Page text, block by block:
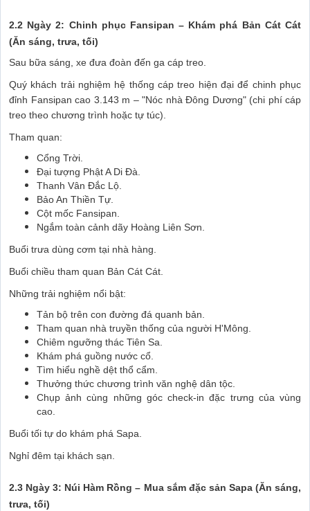
2.2 Ngày 2: Chinh phục Fansipan – Khám phá Bản Cát Cát
(Ăn sáng, trưa, tối)
Sau bữa sáng, xe đưa đoàn đến ga cáp treo.
Quý khách trải nghiệm hệ thống cáp treo hiện đại để chinh phục
đỉnh Fansipan cao 3.143 m – "Nóc nhà Đông Dương" (chi phí cáp
treo theo chương trình hoặc tự túc).
Tham quan:
Cổng Trời.
Đại tượng Phật A Di Đà.
Thanh Vân Đắc Lộ.
Bảo An Thiền Tự.
Cột mốc Fansipan.
Ngắm toàn cảnh dãy Hoàng Liên Sơn.
Buổi trưa dùng cơm tại nhà hàng.
Buổi chiều tham quan Bản Cát Cát.
Những trải nghiệm nổi bật:
Tản bộ trên con đường đá quanh bản.
Tham quan nhà truyền thống của người H'Mông.
Chiêm ngưỡng thác Tiên Sa.
Khám phá guồng nước cổ.
Tìm hiểu nghề dệt thổ cẩm.
Thưởng thức chương trình văn nghệ dân tộc.
Chụp ảnh cùng những góc check-in đặc trưng của vùng
cao.
Buổi tối tự do khám phá Sapa.
Nghỉ đêm tại khách sạn.
2.3 Ngày 3: Núi Hàm Rồng – Mua sắm đặc sản Sapa (Ăn sáng,
trưa, tối)